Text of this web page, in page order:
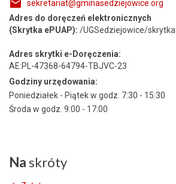
sekretariat@gminasedziejowice.org
Adres do doręczeń elektronicznych
(Skrytka ePUAP): /UGSedziejowice/skrytka
Adres skrytki e-Doręczenia:
AE:PL-47368-64794-TBJVC-23
Godziny urzędowania:
Poniedziałek - Piątek w godz. 7:30 - 15:30
Środa w godz. 9:00 - 17:00
Na skróty